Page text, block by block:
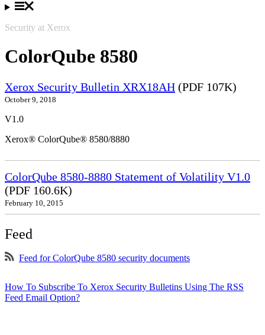
Security at Xerox
ColorQube 8580
Xerox Security Bulletin XRX18AH (PDF 107K)
October 9, 2018
V1.0
Xerox® ColorQube® 8580/8880
ColorQube 8580-8880 Statement of Volatility V1.0
(PDF 160.6K)
February 10, 2015
Feed
Feed for ColorQube 8580 security documents
How To Subscribe To Xerox Security Bulletins Using The RSS
Feed Email Option?